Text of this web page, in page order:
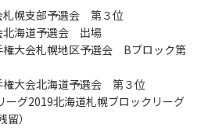
札幌支部予選会 第３位
北海道予選会 出場
権大会札幌地区予選会 Bブロック第
権大会北海道予選会 第３位
ーグ2019北海道札幌ブロックリーグ
）